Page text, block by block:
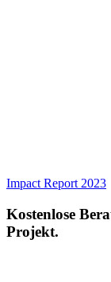
Impact Report 2023
Kostenlose
Projekt.